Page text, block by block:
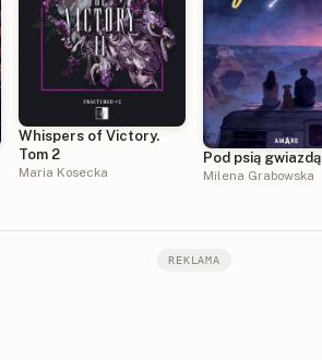
Whispers of Victory.
Tom 2
Maria Kosecka
Pod psią gwiazdą
Milena Grabowska
REKLAMA